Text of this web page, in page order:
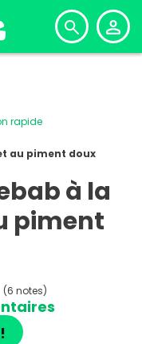
rapide
au piment doux
à la
piment
(6 notes)